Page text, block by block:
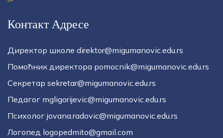
Контакт Адресе
Директор школе direktor@migumanovic.edu.rs
Помоћник директора pomocnik@migumanovic.edu.rs
Секретар sekretar@migumanovic.edu.rs
Педагог mgligorijevic@migumanovic.edu.rs
Психолог jovana.radovic@migumanovic.edu.rs
Логопед logopedmito@gmail.com